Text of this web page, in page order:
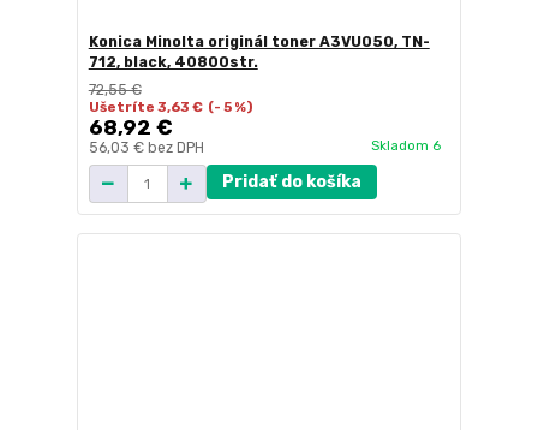
Konica Minolta originál toner A3VU050, TN-
712, black, 40800str.
72,55 €
Ušetríte 3,63 € (- 5 %)
68,92 €
56,03 € bez DPH Skladom 6
Pridať do košíka